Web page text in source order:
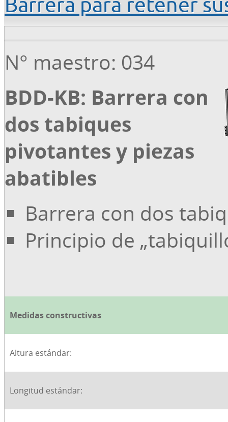
N° maestro: 034
BDD-KB: Barrera con
dos tabiques
pivotantes y piezas
abatibles
Barrera con dos
Principio de
Medidas constructivas
Altura estándar:
Longitud estándar: